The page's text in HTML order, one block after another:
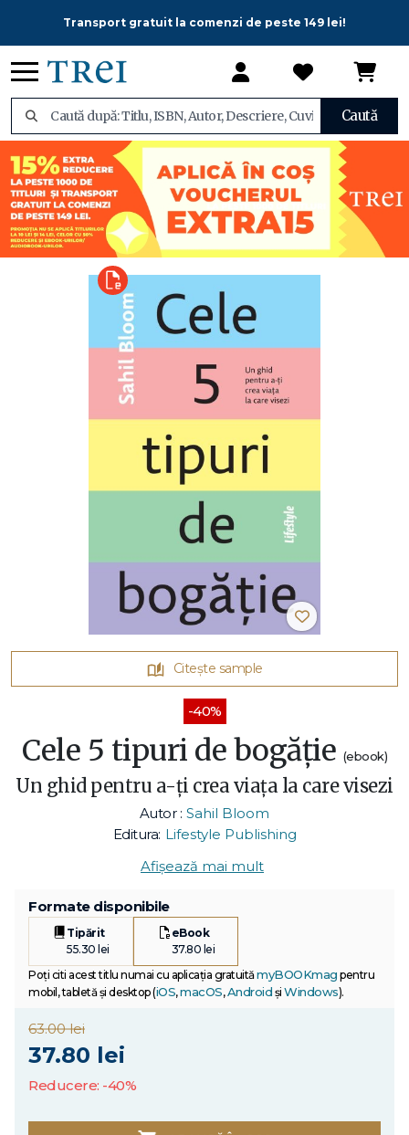
Transport gratuit la comenzi de peste 149 lei!
Caută
Citește sample
-40%
Cele 5 tipuri de bogăție (ebook)
Un ghid pentru a-ți crea viața la care visezi
Autor : Sahil Bloom
Editura: Lifestyle Publishing
Afișează mai mult
Formate disponibile
Tipărit
55.30 lei
eBook
37.80 lei
Poți citi acest titlu numai cu aplicația gratuitămyBOOKmag pentru
mobil, tabletă și desktop (iOS,macOS,Android și Windows).
63.00 lei
37.80 lei
Reducere: -40%